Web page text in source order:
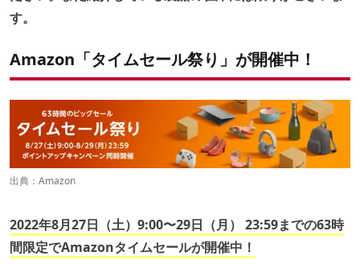
す。
Amazon「タイムセール祭り」が開催中！
出典： Amazon
2022年8月27日（土）9:00〜29日（月） 23:59までの63時
間限定でAmazonタイムセールが開催中！